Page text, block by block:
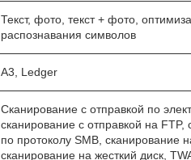
Текст, фото, текст + фото,
распознавания символов
A3, Ledger
Сканирование с отправкой по
сканирование с отправкой на FTP,
по протоколу SMB, сканирование
сканирование на жесткий диск,